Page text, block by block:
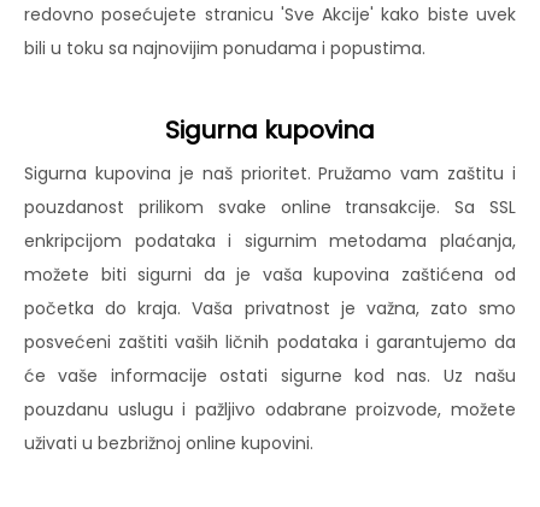
redovno posećujete stranicu 'Sve Akcije' kako biste uvek
bili u toku sa najnovijim ponudama i popustima.
Sigurna kupovina
Sigurna kupovina je naš prioritet. Pružamo vam zaštitu i
pouzdanost prilikom svake online transakcije. Sa SSL
enkripcijom podataka i sigurnim metodama plaćanja,
možete biti sigurni da je vaša kupovina zaštićena od
početka do kraja. Vaša privatnost je važna, zato smo
posvećeni zaštiti vaših ličnih podataka i garantujemo da
će vaše informacije ostati sigurne kod nas. Uz našu
pouzdanu uslugu i pažljivo odabrane proizvode, možete
uživati u bezbrižnoj online kupovini.